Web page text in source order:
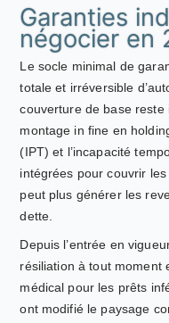
Garanties
négocier en
Le socle minimal de
totale et irréversible
couverture de base
montage in fine en
(IPT) et l’incapacité
intégrées pour couvrir
peut plus générer les
dette.
Depuis l’entrée en
résiliation à tout moment
médical pour les prêts
ont modifié le paysage